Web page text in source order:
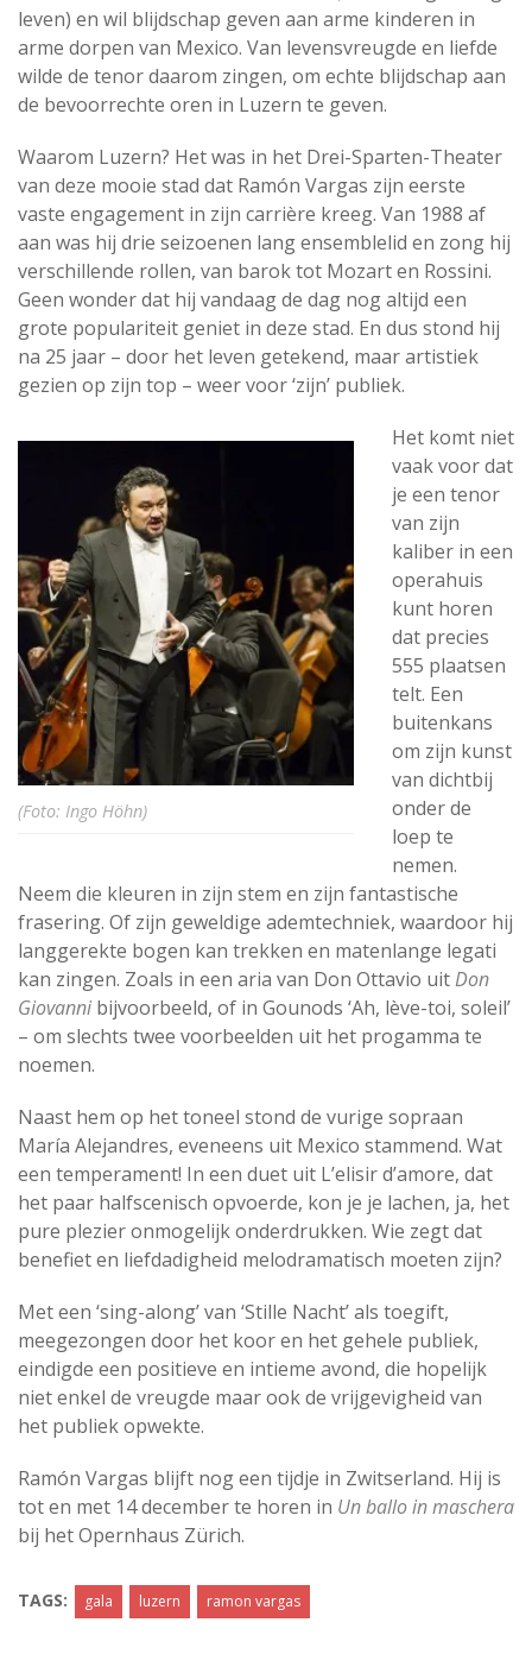
leven) en wil blijdschap geven aan arme kinderen in
arme dorpen van Mexico. Van levensvreugde en liefde
wilde de tenor daarom zingen, om echte blijdschap aan
de bevoorrechte oren in Luzern te geven.
Waarom Luzern? Het was in het Drei-Sparten-Theater
van deze mooie stad dat Ramón Vargas zijn eerste
vaste engagement in zijn carrière kreeg. Van 1988 af
aan was hij drie seizoenen lang ensemblelid en zong hij
verschillende rollen, van barok tot Mozart en Rossini.
Geen wonder dat hij vandaag de dag nog altijd een
grote populariteit geniet in deze stad. En dus stond hij
na 25 jaar – door het leven getekend, maar artistiek
gezien op zijn top – weer voor ‘zijn’ publiek.
(Foto: Ingo Höhn)
Het komt niet
vaak voor dat
je een tenor
van zijn
kaliber in een
operahuis
kunt horen
dat precies
555 plaatsen
telt. Een
buitenkans
om zijn kunst
van dichtbij
onder de
loep te
nemen.
Neem die kleuren in zijn stem en zijn fantastische
frasering. Of zijn geweldige ademtechniek, waardoor hij
langgerekte bogen kan trekken en matenlange legati
kan zingen. Zoals in een aria van Don Ottavio uitDon
Giovanni bijvoorbeeld, of in Gounods ‘Ah, lève-toi, soleil’
– om slechts twee voorbeelden uit het progamma te
noemen.
Naast hem op het toneel stond de vurige sopraan
María Alejandres, eveneens uit Mexico stammend. Wat
een temperament! In een duet uit L’elisir d’amore, dat
het paar halfscenisch opvoerde, kon je je lachen, ja, het
pure plezier onmogelijk onderdrukken. Wie zegt dat
benefiet en liefdadigheid melodramatisch moeten zijn?
Met een ‘sing-along’ van ‘Stille Nacht’ als toegift,
meegezongen door het koor en het gehele publiek,
eindigde een positieve en intieme avond, die hopelijk
niet enkel de vreugde maar ook de vrijgevigheid van
het publiek opwekte.
Ramón Vargas blijft nog een tijdje in Zwitserland. Hij is
tot en met 14 december te horen in Un ballo in maschera
bij het Opernhaus Zürich.
TAGS: gala luzern ramon vargas